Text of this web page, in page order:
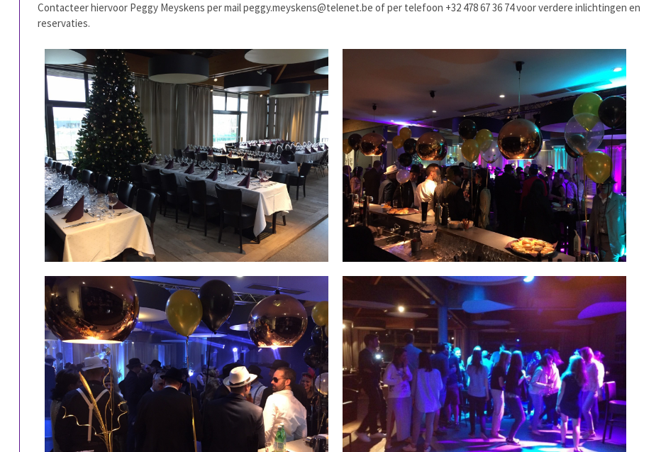
Contacteer hiervoor Peggy Meyskens per mailpeggy.meyskens@telenet.be of per telefoon +32 478 67 36 74 voor verdere inlichtingen en
reservaties.